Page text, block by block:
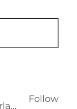
@interlan.ec@interlan.ec
Follow